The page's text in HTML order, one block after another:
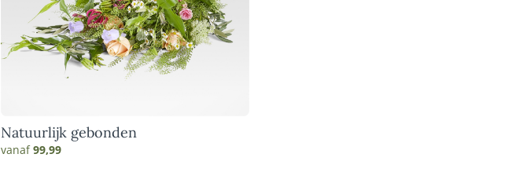
Natuurlijk gebonden
vanaf99,99